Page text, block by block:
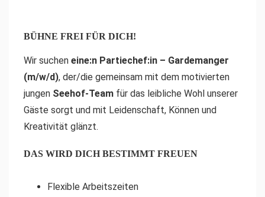
BÜHNE FREI FÜR DICH!
Wir suchen eine:n Partiechef:in – Gardemanger
(m/w/d), der/die gemeinsam mit dem motivierten
jungen Seehof-Team für das leibliche Wohl unserer
Gäste sorgt und mit Leidenschaft, Können und
Kreativität glänzt.
DAS WIRD DICH BESTIMMT FREUEN
Flexible Arbeitszeiten